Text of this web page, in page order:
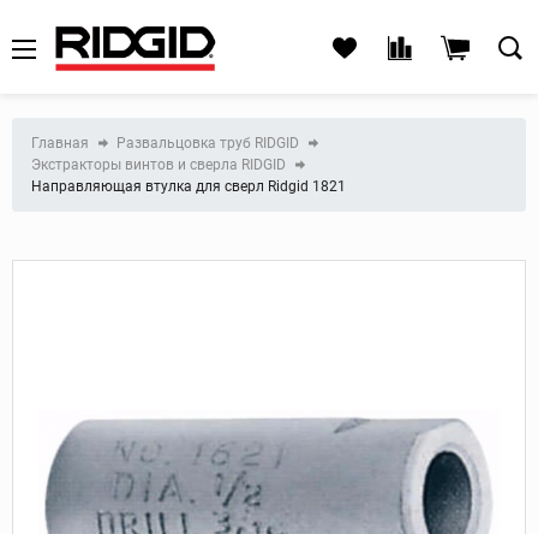
Главная
Развальцовка труб RIDGID
Экстракторы винтов и сверла RIDGID
Направляющая втулка для сверл Ridgid 1821